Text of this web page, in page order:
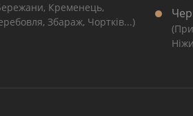
Кременець,
Збараж, Чортків...)